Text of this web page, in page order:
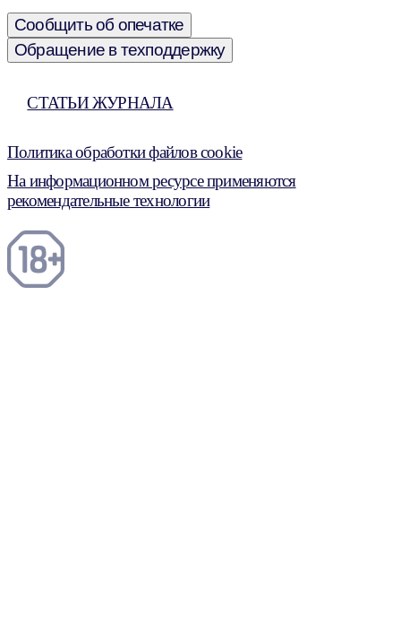
Сообщить об опечатке
Обращение в техподдержку
СТАТЬИ ЖУРНАЛА
Политика обработки файлов cookie
На информационном ресурсе применяются
рекомендательные технологии